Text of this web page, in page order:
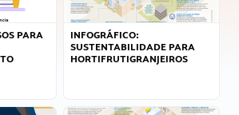
PARA
INFOGRÁFICO:
SUSTENTABILIDADE PARA
HORTIFRUTIGRANJEIROS